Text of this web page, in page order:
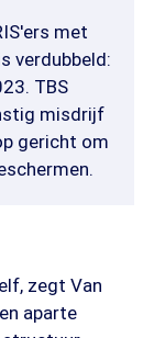
met
verdubbeld:
TBS
misdrijf
gericht om
zegt Van
aparte